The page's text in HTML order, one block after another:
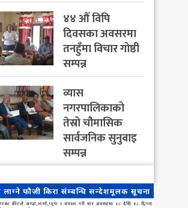
४४ औं विपि
दिवसका अवसरमा
तनहुँमा विचार गोष्ठी
सम्पन्न
व्यास
नगरपालिकाको
तेस्रो चौमासिक
सार्वजनिक सुनुवाइ
सम्पन्न